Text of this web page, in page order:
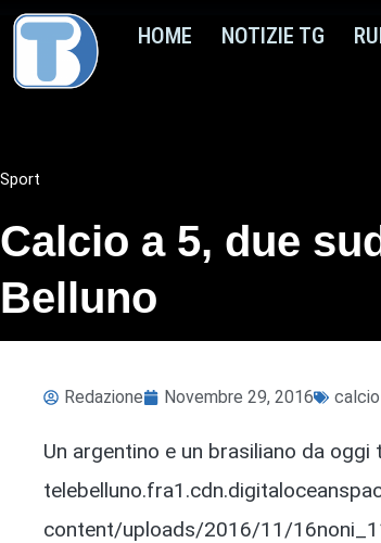
HOME NOTIZIE TG
Sport
Calcio a 5, due
Belluno
Redazione Novembre 29, 2016
Un argentino e un brasiliano da
content/uploads/2016/11/